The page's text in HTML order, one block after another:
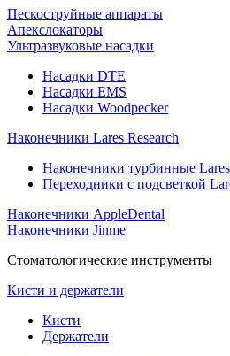
Пескоструйные аппараты
Апекслокаторы
Ультразвуковые насадки
Насадки DTE
Насадки EMS
Насадки Woodpecker
Наконечники Lares Research
Наконечники турбинные Lares
Переходники с подсветкой
Наконечники AppleDental
Наконечники Jinme
Стоматологические инструменты
Кисти и держатели
Кисти
Держатели